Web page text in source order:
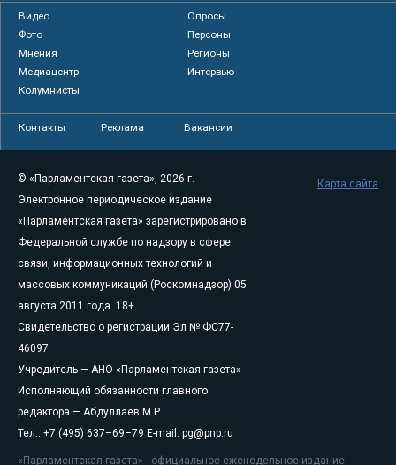
Видео
Опросы
Фото
Персоны
Мнения
Регионы
Медиацентр
Интервью
Колумнисты
Контакты Реклама Вакансии
© «Парламентская газета», 2026 г.
Электронное периодическое издание
«Парламентская газета» зарегистрировано в
Федеральной службе по надзору в сфере
связи, информационных технологий и
массовых коммуникаций (Роскомнадзор) 05
августа 2011 года. 18+
Свидетельство о регистрации Эл № ФС77-
46097
Учредитель — АНО «Парламентская газета»
Исполняющий обязанности главного
редактора — Абдуллаев М.Р.
Тел.: +7 (495) 637–69–79 E-mail: pg@pnp.ru
«Парламентская газета» - официальное еженедельное издание
Карта сайта